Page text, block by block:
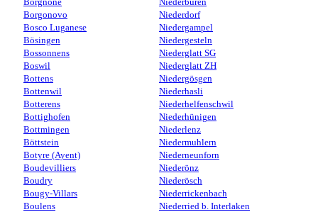
Borgonovo
Bosco Luganese
Bösingen
Bossonnens
Boswil
Bottens
Bottenwil
Botterens
Bottighofen
Bottmingen
Böttstein
Botyre (Ayent)
Boudevilliers
Boudry
Bougy-Villars
Boulens
Niederdorf
Niedergampel
Niedergesteln
Niederglatt SG
Niederglatt ZH
Niedergösgen
Niederhasli
Niederhelfenschwil
Niederhünigen
Niederlenz
Niedermuhlern
Niederneunforn
Niederönz
Niederösch
Niederrickenbach
Niederried b. Interlaken